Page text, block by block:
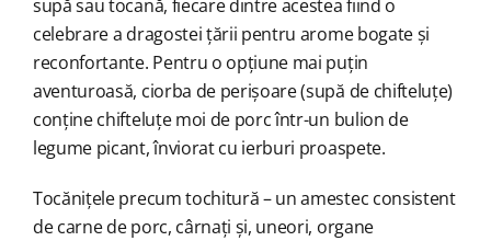
supă sau tocană, fiecare dintre acestea fiind o
celebrare a dragostei țării pentru arome bogate și
reconfortante. Pentru o opțiune mai puțin
aventuroasă, ciorba de perișoare (supă de chifteluțe)
conține chifteluțe moi de porc într-un bulion de
legume picant, înviorat cu ierburi proaspete.
Tocănițele precum tochitură – un amestec consistent
de carne de porc, cârnați și, uneori, organe